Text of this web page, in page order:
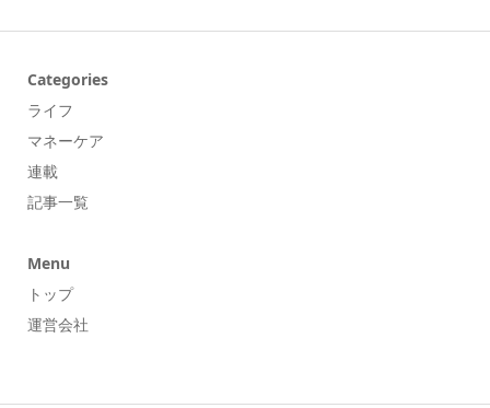
Categories
ライフ
マネーケア
連載
記事一覧
Menu
トップ
運営会社